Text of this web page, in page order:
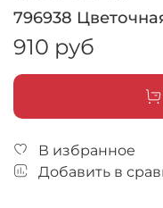
796938
910 руб
В избранное
Добавить в